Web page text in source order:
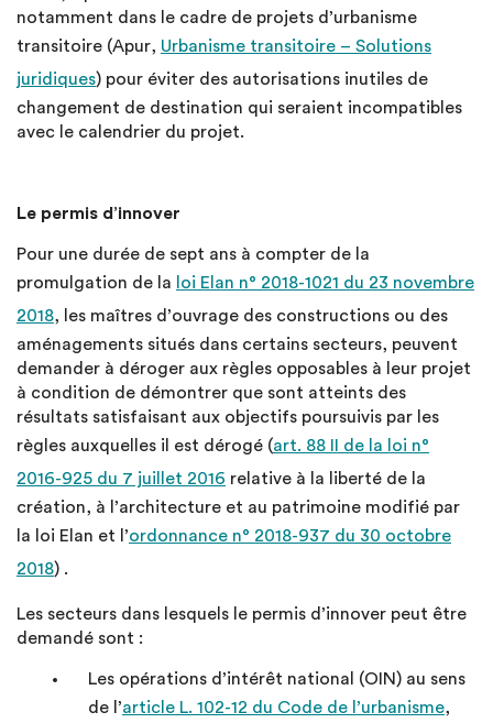
notamment dans le cadre de projets d’urbanisme
transitoire (Apur, Urbanisme transitoire – Solutions
juridiques) pour éviter des autorisations inutiles de
changement de destination qui seraient incompatibles
avec le calendrier du projet.
Le permis d’innover
Pour une durée de sept ans à compter de la
promulgation de la
loi Elan n° 2018-1021 du 23 novembre
2018, les maîtres d’ouvrage des constructions ou des
aménagements situés dans certains secteurs, peuvent
demander à déroger aux règles opposables à leur projet
à condition de démontrer que sont atteints des
résultats satisfaisant aux objectifs poursuivis par les
règles auxquelles il est dérogé (art. 88 II de la loi n°
2016-925 du 7 juillet 2016 relative à la liberté de la
création, à l’architecture et au patrimoine modifié par
la loi Elan et l’ordonnance n° 2018-937 du 30 octobre
2018) .
Les secteurs dans lesquels le permis d’innover peut être
demandé sont :
Les opérations d’intérêt national (OIN) au sens
de l’article L. 102-12 du Code de l’urbanisme,